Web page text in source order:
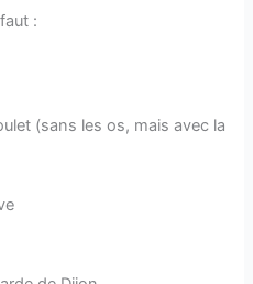
:
(sans les os, mais avec la